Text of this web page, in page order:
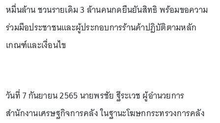
หมื่นล้าน ชวนรายเดิม 3 ล้านคนกดยืนยันสิทธิ พร้อมขอความ
ร่วมมือประชาชนและผู้ประกอบการร้านค้าปฏิบัติตามหลัก
เกณฑ์และเงื่อนไข
วันที่ 7 กันยายน 2565 นายพรชัย ฐีระเวช ผู้อำนวยการ
สำนักงานเศรษฐกิจการคลัง ในฐานะโฆษกกระทรวงการคลัง